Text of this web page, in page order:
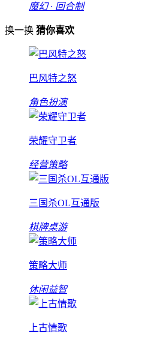
魔幻 · 回合制
换一换 猜你喜欢
巴风特之怒
角色扮演
荣耀守卫者
经营策略
三国杀OL互通版
棋牌桌游
策略大师
休闲益智
上古情歌